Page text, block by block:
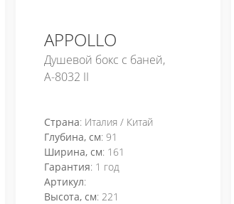
APPOLLO
Душевой бокс с баней,
А-8032 II
Страна: Италия / Китай
Глубина, см: 91
Ширина, см: 161
Гарантия: 1 год
Артикул:
Высота, см: 221